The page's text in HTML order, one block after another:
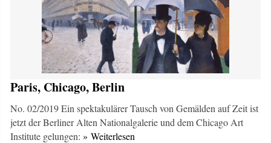
Paris, Chicago, Berlin
No. 02/2019 Ein spektakulärer Tausch von Gemälden auf Zeit ist
jetzt der Berliner Alten Nationalgalerie und dem Chicago Art
Institute gelungen:» Weiterlesen